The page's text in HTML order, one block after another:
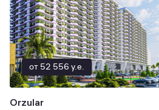
от 52 556 y.e.
Orzular